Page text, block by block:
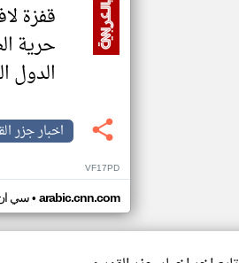
قفزة
حرية
الدول
اخبار جزر
VF17PD
سي• arabic.cnn.com